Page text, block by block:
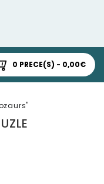
0 PRECE(S) - 0,00€